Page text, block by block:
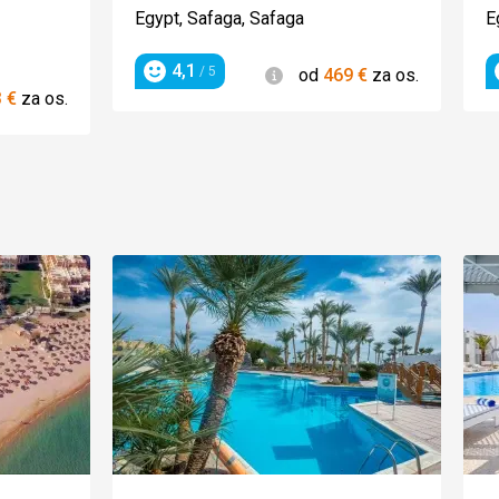
€ za os.
4/5
Egypt, Safaga, Safaga
Hodnotenie
4,1 / 5 Informácie
od 469 € za os.